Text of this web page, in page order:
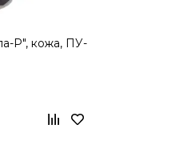
Р", кожа, ПУ-